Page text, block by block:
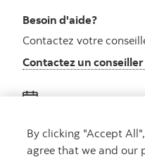
Besoin d'aide?
Contactez votre
Contactez un
Obtenez des conseils
Rencontrez un conseiller
By clicking "Accept
agree that we and our